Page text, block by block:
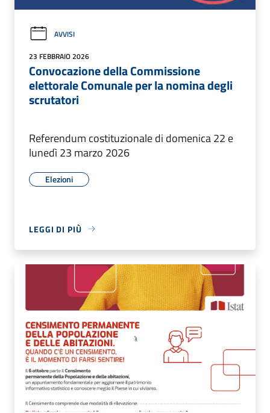
AVVISI
23 FEBBRAIO 2026
Convocazione della Commissione
elettorale Comunale per la nomina degli
scrutatori
Referendum costituzionale di domenica 22 e
lunedì 23 marzo 2026
Elezioni
LEGGI DI PIÙ